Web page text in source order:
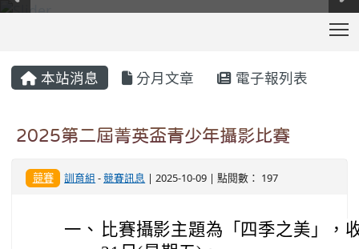
本站消息 分月文章 電子報列表
2025第二屆菁英盃青少年攝影比賽
競賽 訓育組 -競賽訊息 | 2025-10-09 | 點閱數： 197
一、 比賽攝影主題為「四季之美」，